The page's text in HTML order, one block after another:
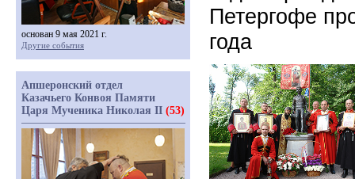
Петергофе
года
основан 9 мая 2021 г.
Другие события
Апшеронский отдел
Казачьего Конвоя Памяти
Царя Мученика Николая II (53)